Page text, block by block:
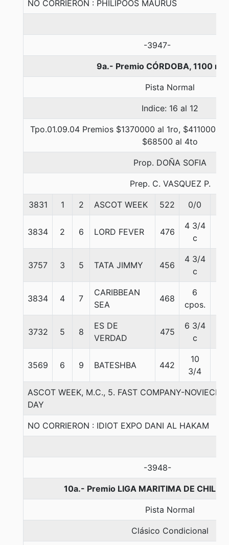
NO CORRIERON : PHILIPOOS MAURUS
-3947-
9a.- Premio CÓRDOBA, 1100
Pista Normal
Indice: 16 al 12
Tpo.01.09.04 Premios $1370000 al 1ro, $411000
$68500 al 4to
Prop. DOÑA SOFIA
Prep. C. VASQUEZ P.
3831 1 2 ASCOT WEEK 522 0/0
3834 2 6 LORD FEVER 476
4 3/4
c
3757 3 5 TATA JIMMY 456
4 3/4
c
3834 4 7
CARIBBEAN
SEA
468
6
cpos.
3732 5 8
ES DE
VERDAD
475
6 3/4
c
3569 6 9 BATESHBA 442
10
3/4
ASCOT WEEK, M.C., 5. FAST COMPANY-
DAY
NO CORRIERON : IDIOT EXPO DANI AL HAKAM
-3948-
10a.- Premio LIGA MARITIMA DE CHILE,
Pista Normal
Clásico Condicional